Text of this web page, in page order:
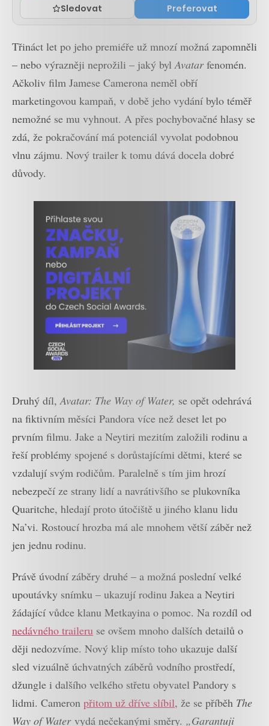
Sledovat Preferovat
Třináct let po jeho premiéře už mnozí možná zapomněli
– nebo výrazněji neprožili – jaký byl Avatarfenomén.
Ačkoliv film Jamese Camerona neměl obří
marketingovou kampaň, v době jeho vydání bylo téměř
nemožné se mu vyhnout. A přes pochybovačné hlasy se
zdá, že pokračování má potenciál vyvolat podobnou
vlnu zájmu. Nový trailer k tomu dává docela dobré
důvody.
Druhý díl, Avatar: The Way of Water, se opět odehrává
na fiktivním měsíci Pandora více než deset let po
prvním filmu. Jake a Neytiri mezitím založili rodinu a
řeší problémy spojené s dorůstajícími dětmi, které se
vzdalují svým rodičům. Paralelně s tím jim hrozí
nebezpečí ze strany lidí a navrátivšího se plukovníka
Quaritche, hledají proto útočiště u jiného klanu lidu
Na’vi. Rostoucí hrozba má ale mnohem větší záběr než
jen jednu rodinu.
Právě úvodní záběry druhé – a možná poslední velké
upoutávky snímku – ukazují rodinu Jakea a Neytiri
žádající vůdce klanu Metkayina o pomoc. Na rozdíl od
nedávného traileru se ovšem mnoho dalších detailů o
ději nedozvíme. Nový klip místo toho ukazuje další
sled vizuálně úchvatných záběrů vodního prostředí,
džungle i dalšího velkého střetu obyvatel Pandory s
lidmi. Cameron přitom už dříve slíbil, že se příběh The
Way of Water vydá nečekanými směry. „Garantuji